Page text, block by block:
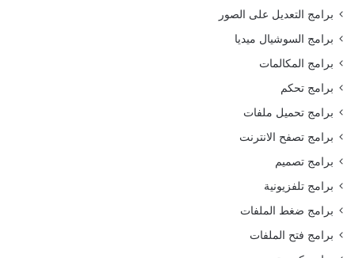
برامج التعديل على الصور
برامج السوشيال ميديا
برامج المكالمات
برامج تحكم
برامج تحميل ملفات
برامج تصفح الانترنت
برامج تصميم
برامج تلفزيونية
برامج ضغط الملفات
برامج فتح الملفات